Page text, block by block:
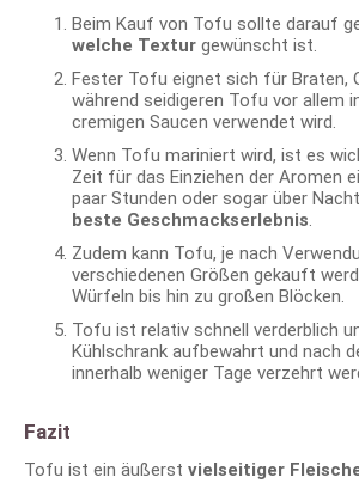
Beim Kauf von Tofu sollte darauf
welche Textur gewünscht ist.
Fester Tofu eignet sich für Braten,
während seidigeren Tofu vor allem
cremigen Saucen verwendet wird.
Wenn Tofu mariniert wird, ist es
Zeit für das Einziehen der Aromen
paar Stunden oder sogar über
beste Geschmackserlebnis.
Zudem kann Tofu, je nach
verschiedenen Größen gekauft
Würfeln bis hin zu großen Blöcken.
Tofu ist relativ schnell verderblich
Kühlschrank aufbewahrt und nach
innerhalb weniger Tage verzehrt
Fazit
Tofu ist ein äußerst vielseitiger